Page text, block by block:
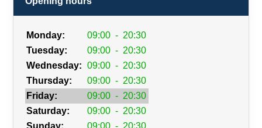
Monday: 09:00 - 20:30
Tuesday:
09:00 - 20:30
Wednesday: 09:00 - 20:30
Thursday:
09:00 - 20:30
Friday:
09:00 - 20:30
Saturday:
09:00 - 20:30
Sunday:
09:00 - 20:30